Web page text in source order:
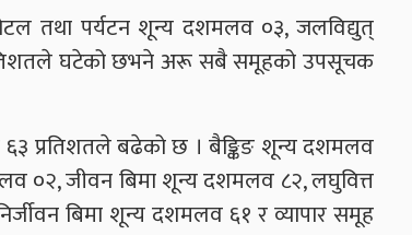
तथा पर्यटन शून्य दशमलव ०३, जलविद्युत्
घटेको छभने अरू सबै समूहको उपसूचक
प्रतिशतले बढेको छ । बैङ्किङ शून्य दशमलव
०२, जीवन बिमा शून्य दशमलव ८२, लघुवित्त
बिमा शून्य दशमलव ६१ र व्यापार समूह